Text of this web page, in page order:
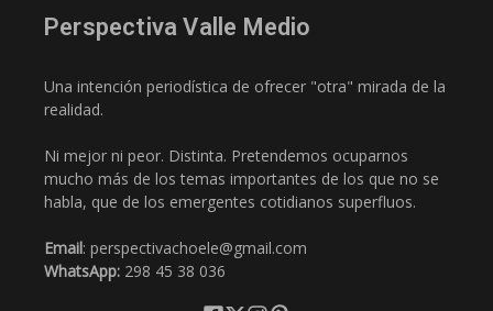
Perspectiva Valle Medio
Una intención periodística de ofrecer "otra" mirada de la
realidad.
Ni mejor ni peor. Distinta. Pretendemos ocuparnos
mucho más de los temas importantes de los que no se
habla, que de los emergentes cotidianos superfluos.
Email: perspectivachoele@gmail.com
WhatsApp: 298 45 38 036